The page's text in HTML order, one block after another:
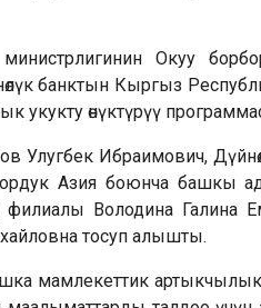
Окуу
банктын Кыргыз
өнүктүрүү
Ибраимович,
Азия боюнча башкы
филиалы Володина Галина
тосуп алышты.
мамлекеттик